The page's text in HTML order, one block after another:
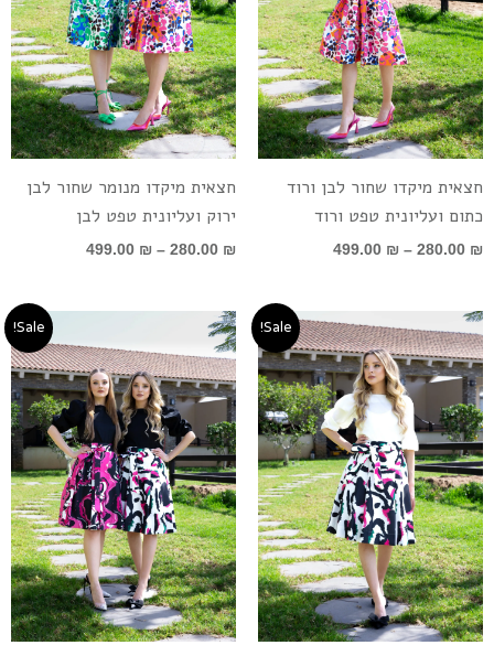
חצאית מיקדו שחור לבן ורוד
כתום ועליונית טפט ורוד
280.00 ₪
–
499.00 ₪
חצאית מיקדו מנומר שחור לבן
ירוק ועליונית טפט לבן
280.00 ₪
–
499.00 ₪
Sale!
טווח
מחירים:
עד
Sale!
מחירים:
עד